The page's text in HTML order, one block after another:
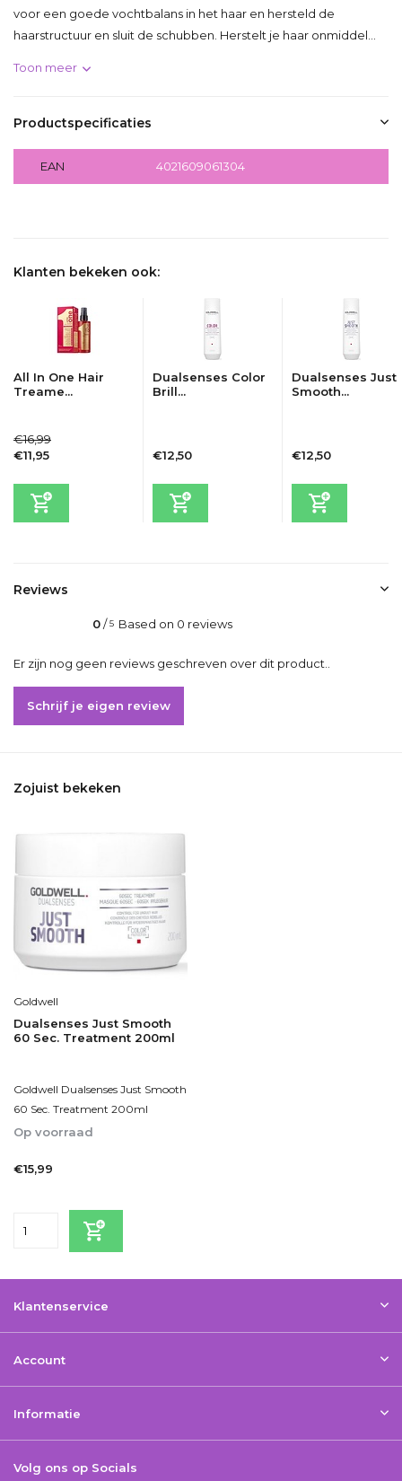
voor een goede vochtbalans in het haar en hersteld de
haarstructuur en sluit de schubben. Herstelt je haar onmiddel...
Toon meer
Productspecificaties
EAN 4021609061304
Klanten bekeken ook:
All In One Hair
Treame...
€16,99
€11,95
Dualsenses Color
Brill...
€12,50
Dualsenses Just
Smooth...
€12,50
Reviews
0/5 Based on 0 reviews
Er zijn nog geen reviews geschreven over dit product..
Schrijf je eigen review
Zojuist bekeken
Goldwell
Dualsenses Just Smooth
60 Sec. Treatment 200ml
Goldwell Dualsenses Just Smooth
60 Sec. Treatment 200ml
Op voorraad
€15,99
Klantenservice
Account
Informatie
Volg ons op Socials